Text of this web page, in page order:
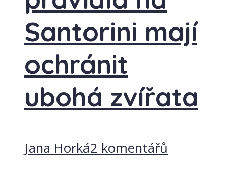
Santorini mají
ochránit
ubohá zvířata
Jana Horká2 komentářů